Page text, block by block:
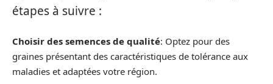
étapes à suivre :
Choisir des semences de qualité: Optez pour des
graines présentant des caractéristiques de tolérance aux
maladies et adaptées votre région.